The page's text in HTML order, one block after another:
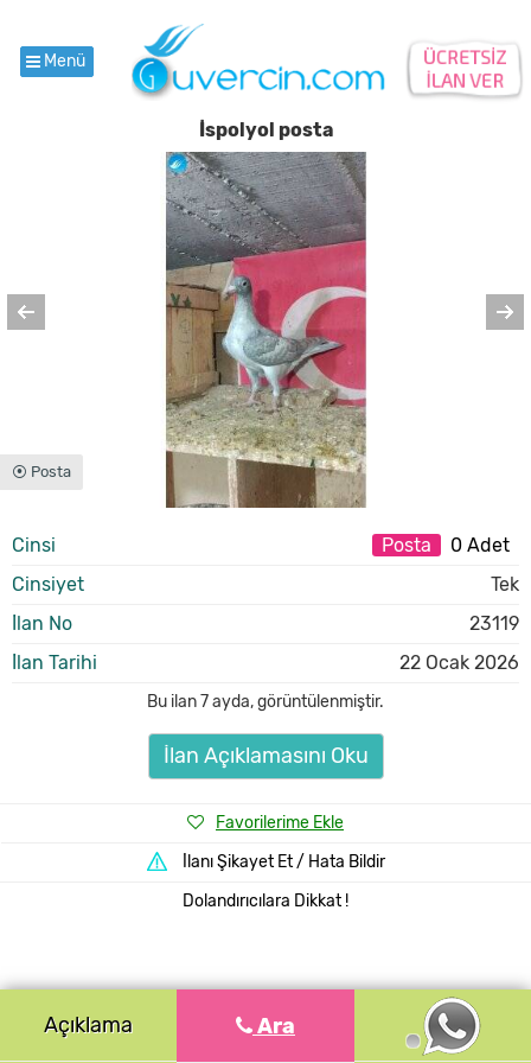
Menü
İspolyol posta
⦿ Posta
Cinsi Posta
0 Adet
Cinsiyet
Tek
İlan No
23119
İlan Tarihi
22 Ocak 2026
Bu ilan7 ayda,görüntülenmiştir.
İlan Açıklamasını Oku
Favorilerime Ekle
İlanı Şikayet Et / Hata Bildir
Dolandırıcılara Dikkat !
Açıklama Ara